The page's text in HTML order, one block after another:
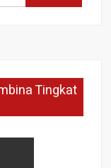
for:
Tingkat